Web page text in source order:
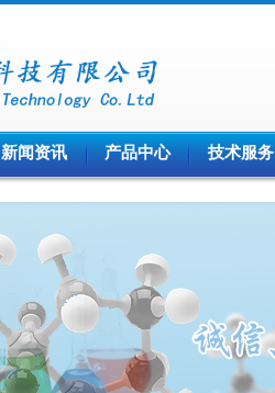
新闻资讯 产品中心 技术服务